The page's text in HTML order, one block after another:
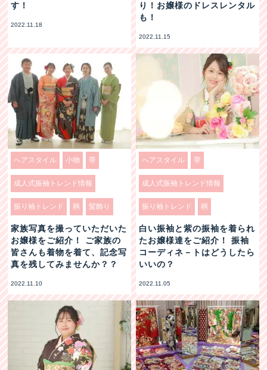
す！
2022.11.18
り！お嬢様のドレスレンタル
も！
2022.11.15
へアスタイル 小物 帯
成人式振袖トレンド情報
振り袖トレンド 柄 髪飾り
家族写真を撮っていただいた
お嬢様をご紹介！ ご家族の
皆さんも着物を着て、記念写
真を残してみませんか？？
2022.11.10
へアスタイル 帯
成人式振袖トレンド情報
振り袖トレンド 柄
白い振袖と紫の振袖を着られ
たお嬢様達をご紹介！ 振袖
コーディネ－トはどうしたら
いいの？
2022.11.05